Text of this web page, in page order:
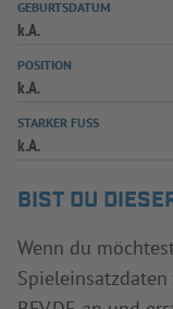
GEBURTSDATUM
k.A.
POSITION
k.A.
STARKER FUSS
k.A.
BIST DU
Wenn du